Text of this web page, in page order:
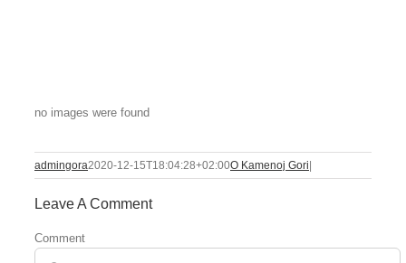
no images were found
admingora2020-12-15T18:04:28+02:00O Kamenoj Gori|
Leave A Comment
Comment